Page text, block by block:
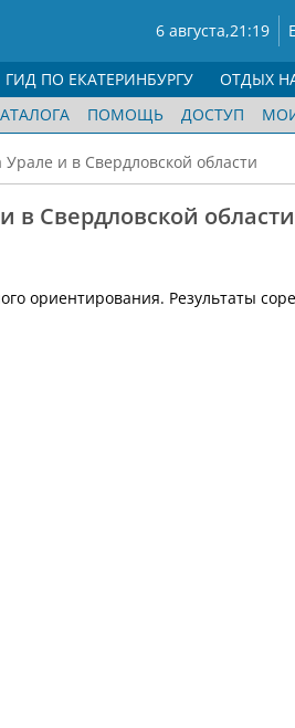
6 августа,21:19
ГИД ПО ЕКАТЕРИНБУРГУ ОТДЫХ
ПОМОЩЬ ДОСТУП
и в Свердловской области
в Свердловской области
ориентирования. Результаты